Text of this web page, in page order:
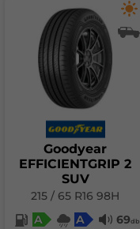
Goodyear
EFFICIENTGRIP 2
SUV
215 / 65 R16 98H
A
A 69db